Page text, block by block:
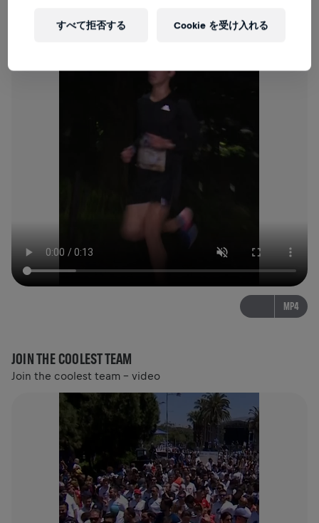
MP4
JOIN THE COOLEST TEAM
Join the coolest team - video
すべて拒否する Cookie を受け入れる